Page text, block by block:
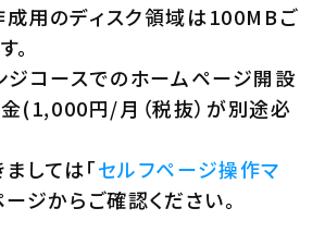
用のディスク領域は100MBご
。
ジコースでのホームページ開設
(1,000円/月（税抜）が別途必
しては「セルフページ操作マ
ージからご確認ください。